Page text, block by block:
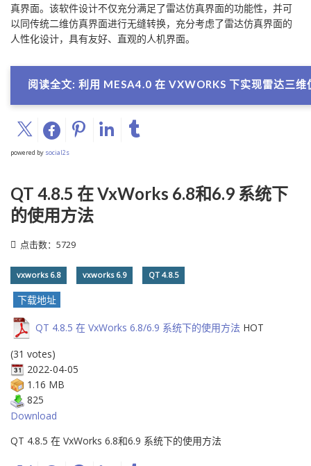
真界面。该软件设计不仅充分满足了雷达仿真界面的功能性，并可
以同传统二维仿真界面进行无缝转换，充分考虑了雷达仿真界面的
人性化设计，具有友好、直观的人机界面。
阅读全文: 利用 MESA4.0 在 VXWORKS 下实现雷达三维
powered by social2s
QT 4.8.5 在 VxWorks 6.8和6.9 系统下
的使用方法
点击数：5729
vxworks 6.8 vxworks 6.9 QT 4.8.5
下载地址
QT 4.8.5 在 VxWorks 6.8/6.9 系统下的使用方法 HOT
(31 votes)
2022-04-05
1.16 MB
825
Download
QT 4.8.5 在 VxWorks 6.8和6.9 系统下的使用方法